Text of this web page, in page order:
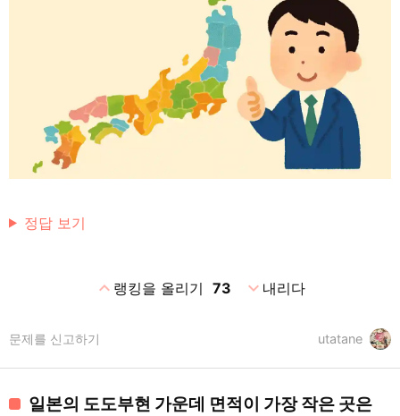
정답 보기
expand_less랭킹을 올리기 73 expand_more내리다
utatane
문제를 신고하기
일본의 도도부현 가운데 면적이 가장 작은 곳은